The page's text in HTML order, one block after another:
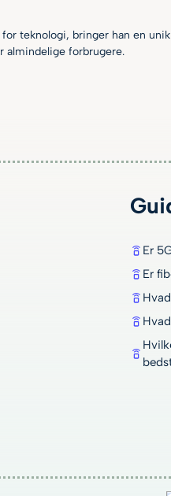
teknologi, bringer han en
almindelige forbrugere.
Er
Er